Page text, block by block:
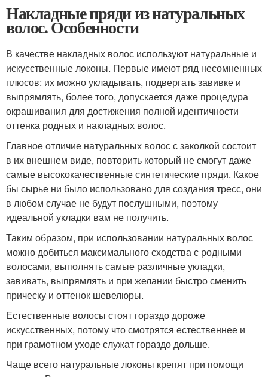
Накладные пряди из натуральных
волос. Особенности
В качестве накладных волос используют натуральные и
искусственные локоны. Первые имеют ряд несомненных
плюсов: их можно укладывать, подвергать завивке и
выпрямлять, более того, допускается даже процедура
окрашивания для достижения полной идентичности
оттенка родных и накладных волос.
Главное отличие натуральных волос с заколкой состоит
в их внешнем виде, повторить который не смогут даже
самые высококачественные синтетические пряди. Какое
бы сырье ни было использовано для создания тресс, они
в любом случае не будут послушными, поэтому
идеальной укладки вам не получить.
Таким образом, при использовании натуральных волос
можно добиться максимального сходства с родными
волосами, выполнять самые различные укладки,
завивать, выпрямлять и при желании быстро сменить
прическу и оттенок шевелюры.
Естественные волосы стоят гораздо дороже
искусственных, потому что смотрятся естественнее и
при грамотном уходе служат гораздо дольше.
Чаще всего натуральные локоны крепят при помощи